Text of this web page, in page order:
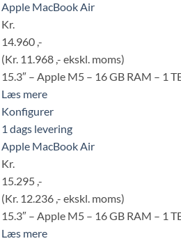
Apple MacBook Air
Kr.
14.960 ,-
(Kr. 11.968 ,- ekskl. moms)
15.3″ – Apple M5 – 16 GB RAM – 1
Læs mere
Konfigurer
1 dags levering
Apple MacBook Air
Kr.
15.295 ,-
(Kr. 12.236 ,- ekskl. moms)
15.3″ – Apple M5 – 16 GB RAM – 1
Læs mere